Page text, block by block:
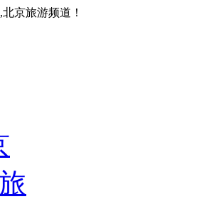
,北京旅游频道！